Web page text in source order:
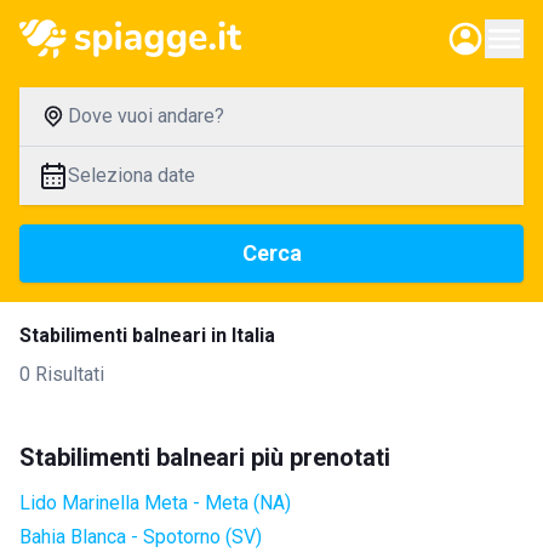
Dove vuoi andare?
Seleziona date
Cerca
Stabilimenti balneari in Italia
0 Risultati
Stabilimenti balneari più prenotati
Lido Marinella Meta - Meta (NA)
Bahia Blanca - Spotorno (SV)